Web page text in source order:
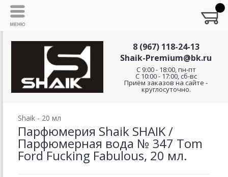
8 (967) 118-24-13
Shaik-Premium@bk.ru
C 9:00 - 18:00, пн-пт
С 10:00 - 17:00, сб-вс
Приём заказов на сайте -
круглосуточно.
Shaik - 20 мл
Парфюмерия Shaik SHAIK /
Парфюмерная вода № 347 Tom
Ford Fucking Fabulous, 20 мл.